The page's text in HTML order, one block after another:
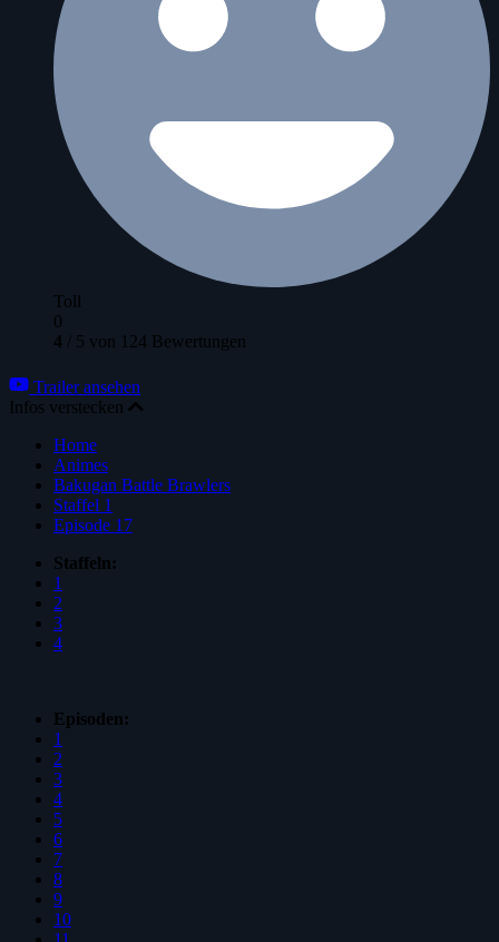
Toll
0
4 / 5 von 124 Bewertungen
Trailer ansehen
Infos verstecken
Home
Animes
Bakugan Battle Brawlers
Staffel 1
Episode 17
Staffeln:
1
2
3
4
Episoden:
1
2
3
4
5
6
7
8
9
10